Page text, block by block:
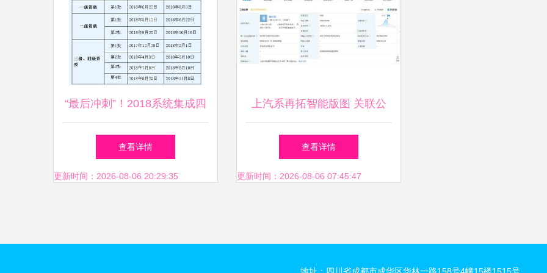
“最后冲刺”！2018系统集成四
级资质第2批申报倒计时，4月
截止！
查看详情
更新时间：2026-08-06 20:29:35
上汽系再拓智能版图 关联公
司成立机器人科技公司，加码
信息系统集成服务
查看详情
更新时间：2026-08-06 07:45:47